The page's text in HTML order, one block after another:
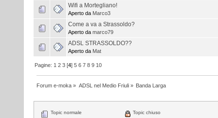
Wifi a Mortegliano!
Aperto da Marco3
Come a va a Strassoldo?
Aperto da marco79
ADSL STRASSOLDO??
Aperto da Mat
Pagine: 1 2 3 [4]5 6 7 8 9 10
Forum e-moka » ADSL nel Medio Friuli» Banda Larga
Topic normale
Topic chiuso